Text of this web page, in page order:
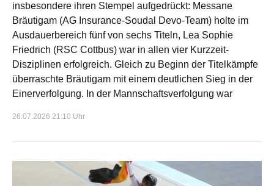
insbesondere ihren Stempel aufgedrückt: Messane
Bräutigam (AG Insurance-Soudal Devo-Team) holte im
Ausdauerbereich fünf von sechs Titeln, Lea Sophie
Friedrich (RSC Cottbus) war in allen vier Kurzzeit-
Disziplinen erfolgreich. Gleich zu Beginn der Titelkämpfe
überraschte Bräutigam mit einem deutlichen Sieg in der
Einerverfolgung. In der Mannschaftsverfolgung war
26.07.2026 21:10 Uhr